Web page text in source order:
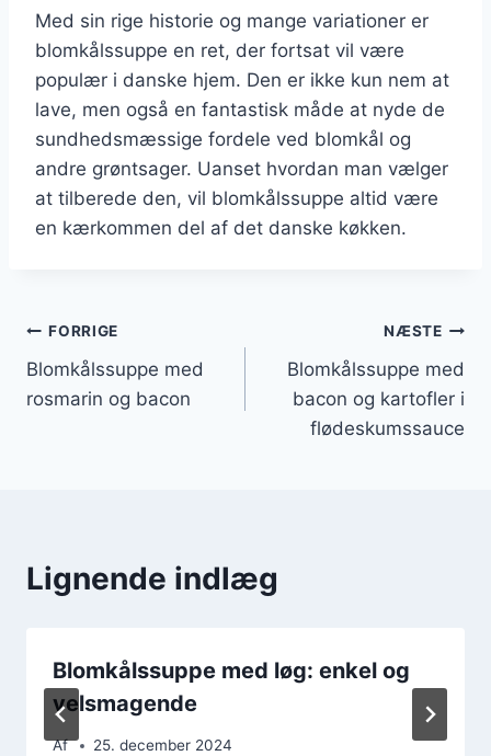
Med sin rige historie og mange variationer er
blomkålssuppe en ret, der fortsat vil være
populær i danske hjem. Den er ikke kun nem at
lave, men også en fantastisk måde at nyde de
sundhedsmæssige fordele ved blomkål og
andre grøntsager. Uanset hvordan man vælger
at tilberede den, vil blomkålssuppe altid være
en kærkommen del af det danske køkken.
Indlægsnavigation
FORRIGE
Blomkålssuppe med
rosmarin og bacon
NÆSTE
Blomkålssuppe med
bacon og kartofler i
flødeskumssauce
Lignende indlæg
Blomkålssuppe med løg: enkel og
velsmagende
Af 25. december 2024